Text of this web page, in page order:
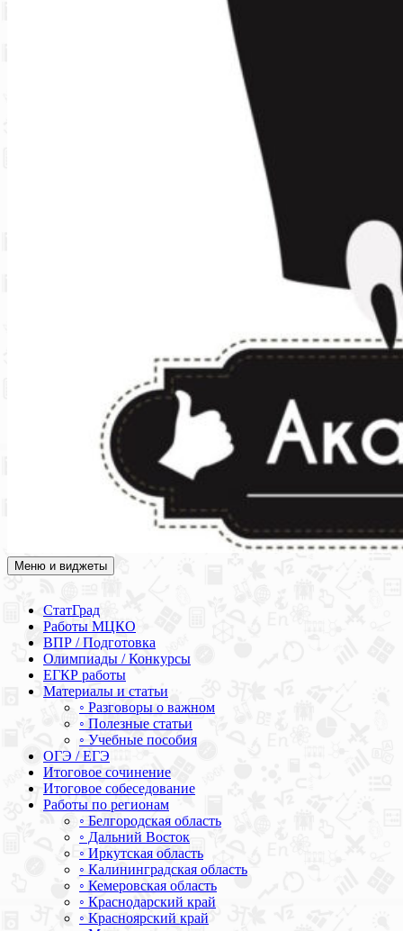
Академия СОВА
Подготовка к ЕГЭ, ОГЭ, ВПР, МЦКО, СтатГрад, КДР, ВОШ,
Меню и виджеты
СтатГрад
Работы МЦКО
ВПР / Подготовка
Олимпиады / Конкурсы
ЕГКР работы
Материалы и статьи
◦ Разговоры о важном
◦ Полезные статьи
◦ Учебные пособия
ОГЭ / ЕГЭ
Итоговое сочинение
Итоговое собеседование
Работы по регионам
◦ Белгородская область
◦ Дальний Восток
◦ Иркутская область
◦ Калининградская область
◦ Кемеровская область
◦ Краснодарский край
◦ Красноярский край